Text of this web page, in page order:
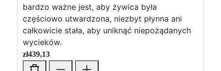
bardzo ważne jest, aby żywica była
częściowo utwardzona, niezbyt płynna ani
całkowicie stała, aby uniknąć niepożądanych
wycieków.
zł439,13